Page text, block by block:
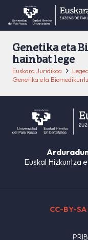
Genetika eta
hainbat lege
Euskara Juridikoa
Genetika eta
Euskal Hizkuntza
CC-BY-SA